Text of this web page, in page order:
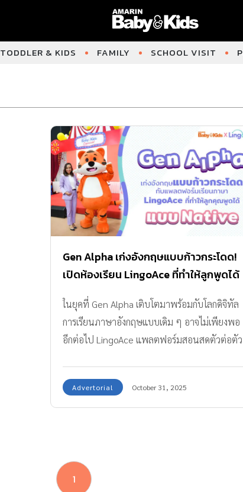
TODDLER & KIDS FAMILY SCHOOL VISIT
Gen Alpha เก่งอังกฤษแบบก้าวกระโดด!
เปิดห้องเรียน LingoAce ที่ทำให้ลูกพูดได้
แบบ Native
ในยุคที่ Gen Alpha เติบโตมาพร้อมกับโลกดิจิทัล
การเรียนภาษาอังกฤษแบบเดิม ๆ อาจไม่เพียงพอ
อีกต่อไป LingoAce แพลตฟอร์มสอนสดตัวต่อตัว
คุณพ่อคุณแม่ได้เรียนภาษาอังกฤษกับครูเจ้าของ
ภาษาอย่างมีประสิทธิภาพสูงสุด ไม่ใช่แค่เรียนรู้
มาร่วมค้นหาคำตอบว่า LingoAce สามารถทำให้
เด็กๆ เก่งอังกฤษแบบก้าวกระโดดได้อย่างไรค่ะ
Advertorial October 31, 2025
1